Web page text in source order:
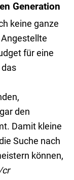
Generation
keine ganze
für eine
den
Damit kleine
Suche nach
können,